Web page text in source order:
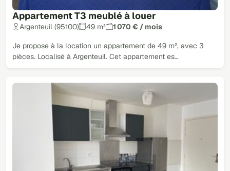
Appartement T3 meublé à louer
Argenteuil (95100) 49 m² 1 070 € / mois
Je propose à la location un appartement de 49 m², avec 3
pièces. Localisé à Argenteuil. Cet appartement es…